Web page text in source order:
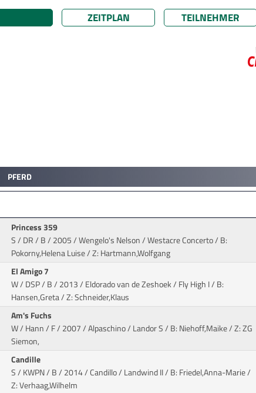
ZEITPLAN TEILNEHMER
PFERD
Princess 359
S / DR / B / 2005 / Wengelo's Nelson / Westacre Concerto/ B:
Pokorny,Helena Luise / Z: Hartmann,Wolfgang
El Amigo 7
W / DSP / B / 2013 / Eldorado van de Zeshoek / Fly High I/ B:
Hansen,Greta / Z: Schneider,Klaus
Am's Fuchs
W / Hann / F / 2007 / Alpaschino / Landor S/ B: Niehoff,Maike / Z: ZG
Siemon,
Candille
S / KWPN / B / 2014 / Candillo / Landwind II/ B: Friedel,Anna-Marie /
Z: Verhaag,Wilhelm